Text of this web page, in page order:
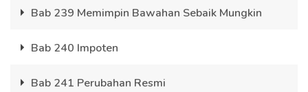
Bab 239 Memimpin Bawahan Sebaik Mungkin
Bab 240 Impoten
Bab 241 Perubahan Resmi